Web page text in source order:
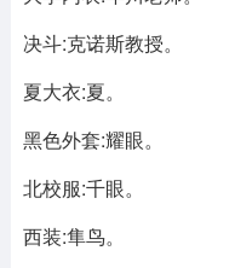
决斗:克诺斯教授。
夏大衣:夏。
黑色外套:耀眼。
北校服:千眼。
西装:隼鸟。